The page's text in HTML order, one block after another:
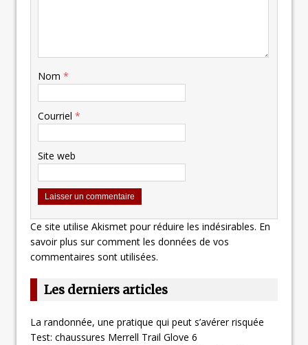
Nom *
Courriel *
Site web
Ce site utilise Akismet pour réduire les indésirables. En
savoir plus sur comment les données de vos
commentaires sont utilisées.
Les derniers articles
La randonnée, une pratique qui peut s’avérer risquée
Test: chaussures Merrell Trail Glove 6